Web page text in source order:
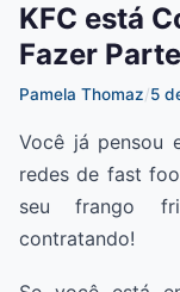
KFC está
Fazer
Pamela Thomaz/5
Você já pensou
redes de fast
seu frango
contratando!